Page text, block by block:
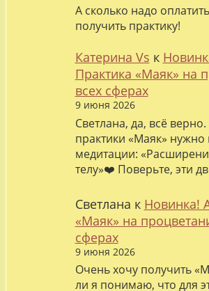
А сколько надо
получить практику!
Катерина Vs к
Практика «Маяк» на
всех сферах
9 июня 2026
Светлана, да, всё
практики «Маяк»
медитации:
телу»❤️ Поверьте, эти
Светлана к Новинка!
«Маяк» на
сферах
9 июня 2026
Очень хочу получить
ли я понимаю, что для